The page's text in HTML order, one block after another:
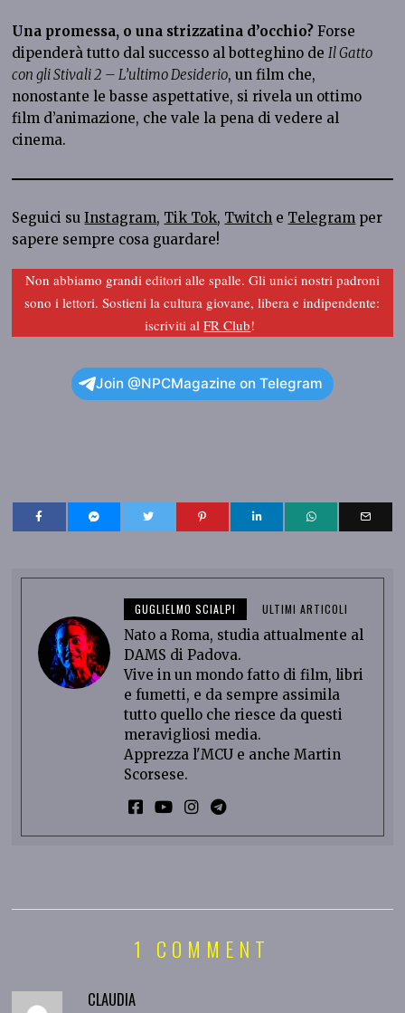
Una promessa, o una strizzatina d’occhio? Forse
dipenderà tutto dal successo al botteghino deIl Gatto
con gli Stivali 2 – L’ultimo Desiderio, un film che,
nonostante le basse aspettative, si rivela un ottimo
film d’animazione, che vale la pena di vedere al
cinema.
Seguici suInstagram, Tik Tok, Twitch e Telegram per
sapere sempre cosa guardare!
Non abbiamo grandi editori alle spalle. Gli unici nostri padroni
sono i lettori. Sostieni la cultura giovane, libera e indipendente:
iscriviti alFR Club!
Join @NPCMagazine on Telegram
GUGLIELMO SCIALPI ULTIMI ARTICOLI
Nato a Roma, studia attualmente al
DAMS di Padova.
Vive in un mondo fatto di film, libri
e fumetti, e da sempre assimila
tutto quello che riesce da questi
meravigliosi media.
Apprezza l'MCU e anche Martin
Scorsese.
1 COMMENT
CLAUDIA